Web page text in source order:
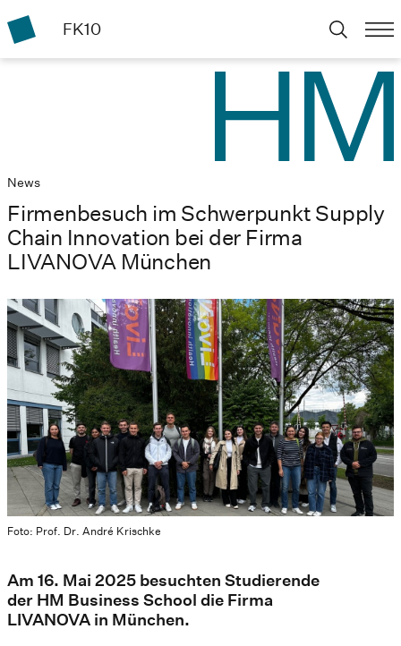
FK10
News
Firmenbesuch im Schwerpunkt Supply
Chain Innovation bei der Firma
LIVANOVA München
Foto: Prof. Dr. André Krischke
Am 16. Mai 2025 besuchten Studierende
der HM Business School die Firma
LIVANOVA in München.